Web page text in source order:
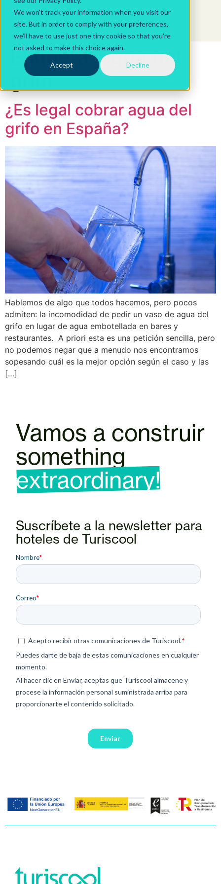
We won't track your information when you visit our
site. But in order to comply with your preferences,
we'll have to use just one tiny cookie so that you're
not asked to make this choice again.
Accept Decline
Etiqueta:agua del
grifo
¿Es legal cobrar agua del
grifo en España?
Hablemos de algo que todos hacemos, pero pocos
admiten: la incomodidad de pedir un vaso de agua del
grifo en lugar de agua embotellada en bares y
restaurantes. A priori esta es una petición sencilla, pero
no podemos negar que a menudo nos encontramos
sopesando cuál es la mejor opción según el caso y las
[…]
Vamos a construir
something
extraordinary!
Suscríbete a la newsletter para
hoteles de Turiscool